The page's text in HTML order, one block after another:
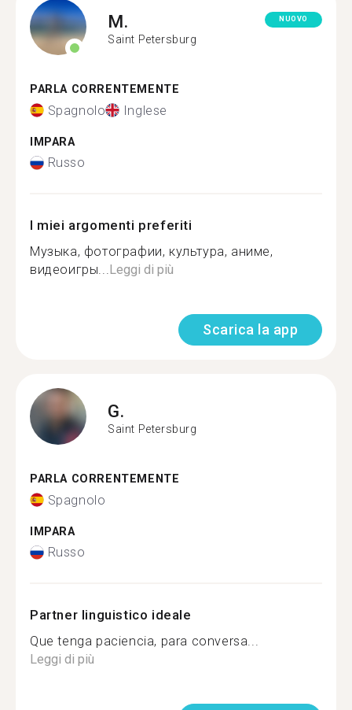
M.
Saint Petersburg
NUOVO
PARLA CORRENTEMENTE
Spagnolo Inglese
IMPARA
Russo
I miei argomenti preferiti
Музыка, фотографии, культура, аниме,
видеоигры...Leggi di più
Scarica la app
G.
Saint Petersburg
PARLA CORRENTEMENTE
Spagnolo
IMPARA
Russo
Partner linguistico ideale
Que tenga paciencia, para conversa...
Leggi di più